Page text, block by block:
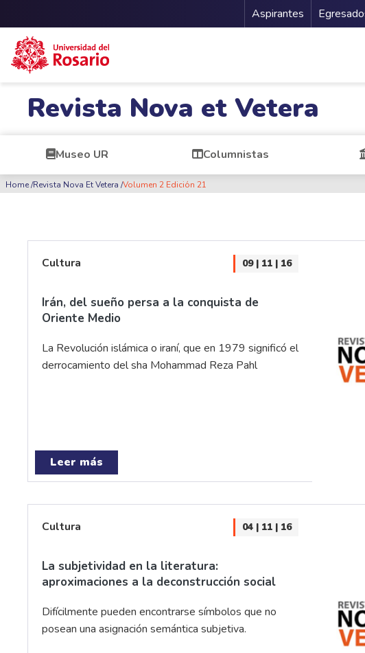
Menu
Aspirantes
Revista Nova et Vetera
Museo UR Columnistas
Ruta de navegación
Home Revista Nova Et Vetera Volumen 2 Edición 21
Cultura 09 | 11 | 16
Irán, del sueño persa a la conquista de
Oriente Medio
La Revolución islámica o iraní, que en 1979 significó el
derrocamiento del sha Mohammad Reza Pahl
Leer más
Cultura 04 | 11 | 16
La subjetividad en la literatura:
aproximaciones a la deconstrucción social
Difícilmente pueden encontrarse símbolos que no
posean una asignación semántica subjetiva.